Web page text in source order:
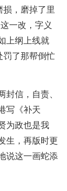
损，磨掉了里
一改，字义
上纲上线就
罚了那帮倒忙
封信，自责、
写《补天
为政也是我
生，再版时更
说这一画蛇添